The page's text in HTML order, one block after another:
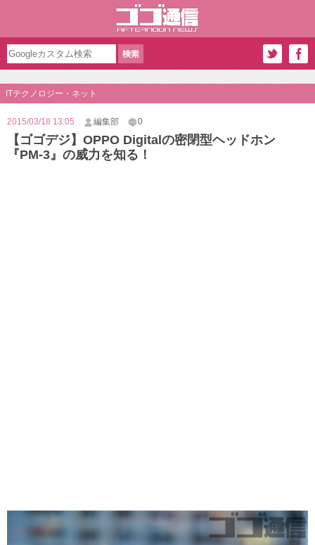
ITテクノロジー・ネット
2015/03/18 13:05 編集部 0
【ゴゴデジ】OPPO Digitalの密閉型ヘッドホン
『PM-3』の威力を知る！